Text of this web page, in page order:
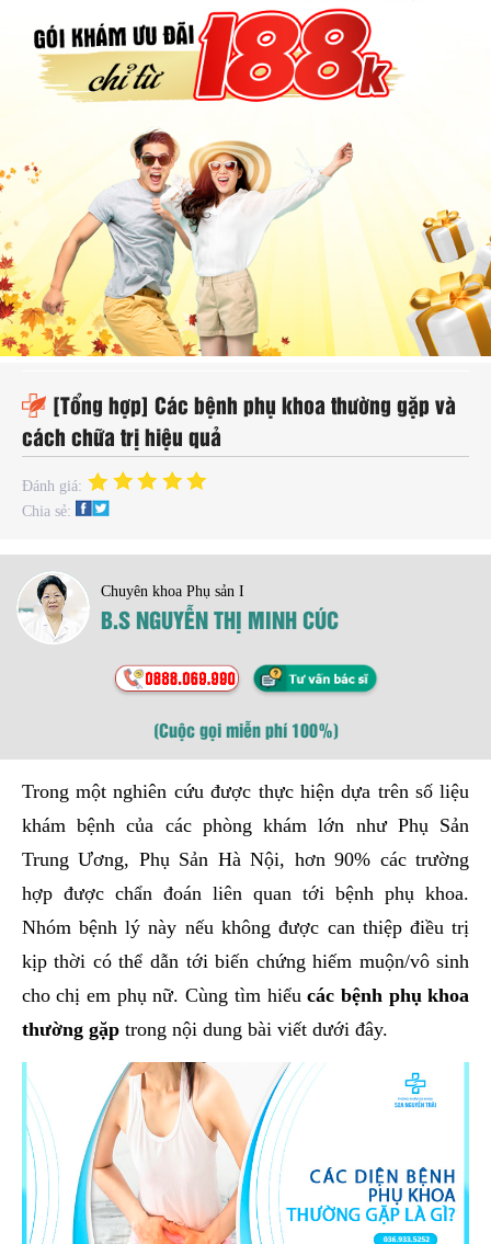
[Tổng hợp] Các bệnh phụ khoa thường gặp và
cách chữa trị hiệu quả
Đánh giá:
Chia sẻ:
Chuyên khoa Phụ sản I
B.S NGUYỄN THỊ MINH CÚC
(Cuộc gọi miễn phí 100%)
Trong một nghiên cứu được thực hiện dựa trên số liệu
khám bệnh của các phòng khám lớn như Phụ Sản
Trung Ương, Phụ Sản Hà Nội, hơn 90% các trường
hợp được chẩn đoán liên quan tới bệnh phụ khoa.
Nhóm bệnh lý này nếu không được can thiệp điều trị
kịp thời có thể dẫn tới biến chứng hiếm muộn/vô sinh
cho chị em phụ nữ. Cùng tìm hiểucác bệnh phụ khoa
thường gặptrong nội dung bài viết dưới đây.